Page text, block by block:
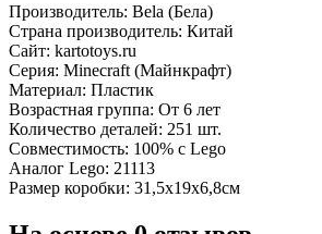
Производитель: Bela (Бела)
Страна производитель: Китай
Сайт: kartotoys.ru
Серия: Minecraft (Майнкрафт)
Материал: Пластик
Возрастная группа: От 6 лет
Количество деталей: 251 шт.
Совместимость: 100% с Lego
Аналог Lego: 21113
Размер коробки: 31,5х19х6,8см